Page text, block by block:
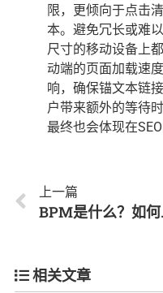
限，更倾向于点击
本。避免冗长或难
尺寸的移动设备上
动端的页面加载速
响，确保锚文本链
户带来额外的等待
最终也会体现在
上一篇
BPM
相关文章